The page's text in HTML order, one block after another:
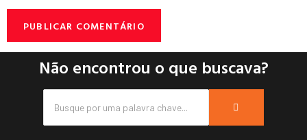
Não encontrou o que buscava?